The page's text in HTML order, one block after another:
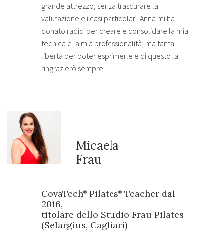
grande attrezzo, senza trascurare la
valutazione e i casi particolari. Anna mi ha
donato radici per creare e consolidare la mia
tecnica e la mia professionalità, ma tanta
libertà per poter esprimerle e di questo la
ringrazierò sempre.
Micaela
Frau
CovaTech® Pilates® Teacher dal
2016,
titolare dello Studio Frau Pilates
(Selargius, Cagliari)